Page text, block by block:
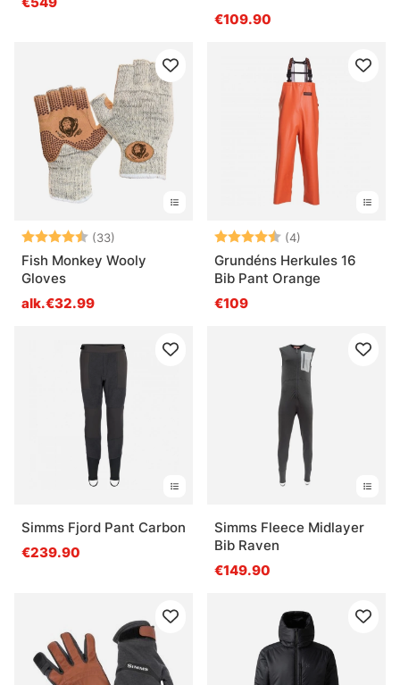
€109.90
Arvio: (33)
4.6 5:sta tähdestä
Fish Monkey Wooly
Gloves
alk.€32.99
Arvio: (4)
Grundéns Herkules 16
Bib Pant Orange
€109
Simms Fjord Pant Carbon
€239.90
Simms Fleece Midlayer
Bib Raven
€149.90